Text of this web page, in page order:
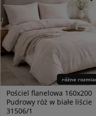
różne
Pościel flanelowa 160x200
Pudrowy róż w białe liście
31506/1